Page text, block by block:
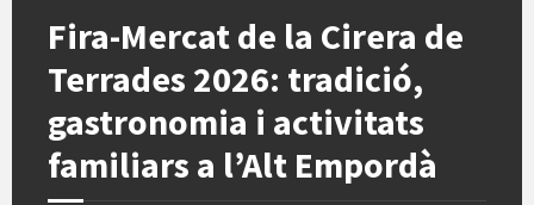
Fira-Mercat de la Cirera de
Terrades 2026: tradició,
gastronomia i activitats
familiars a l’Alt Empordà